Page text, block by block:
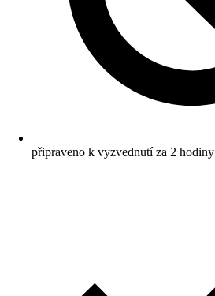
připraveno k vyzvednutí za 2 hodiny